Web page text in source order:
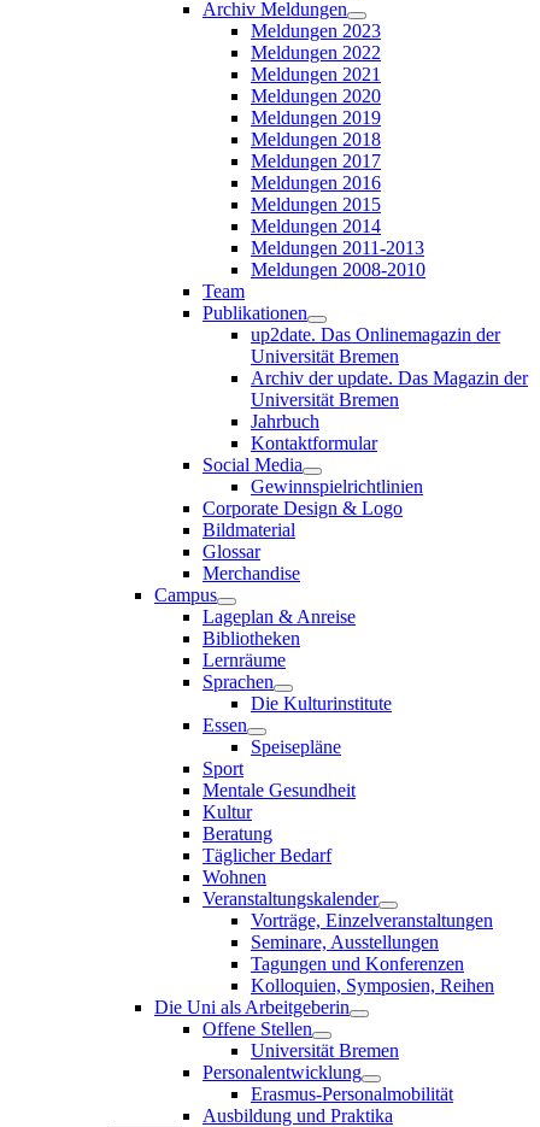
Archiv Meldungen
Meldungen 2023
Meldungen 2022
Meldungen 2021
Meldungen 2020
Meldungen 2019
Meldungen 2018
Meldungen 2017
Meldungen 2016
Meldungen 2015
Meldungen 2014
Meldungen 2011-2013
Meldungen 2008-2010
Team
Publikationen
up2date. Das Onlinemagazin der
Universität Bremen
Archiv der update. Das Magazin der
Universität Bremen
Jahrbuch
Kontaktformular
Social Media
Gewinnspielrichtlinien
Corporate Design & Logo
Bildmaterial
Glossar
Merchandise
Campus
Lageplan & Anreise
Bibliotheken
Lernräume
Sprachen
Die Kulturinstitute
Essen
Speisepläne
Sport
Mentale Gesundheit
Kultur
Beratung
Täglicher Bedarf
Wohnen
Veranstaltungskalender
Vorträge, Einzelveranstaltungen
Seminare, Ausstellungen
Tagungen und Konferenzen
Kolloquien, Symposien, Reihen
Die Uni als Arbeitgeberin
Offene Stellen
Universität Bremen
Personalentwicklung
Erasmus-Personalmobilität
Ausbildung und Praktika